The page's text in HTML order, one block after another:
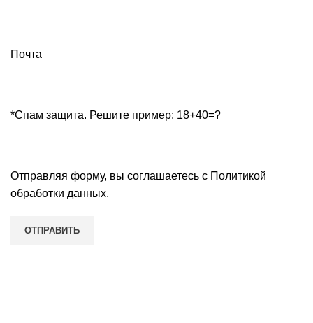
Почта
*Спам защита. Решите пример: 18+40=?
Отправляя форму, вы соглашаетесь с Политикой
обработки данных.